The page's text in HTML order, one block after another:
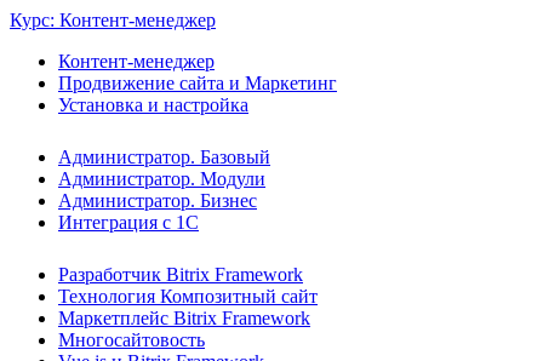
Курс: Контент-менеджер
Контент-менеджер
Продвижение сайта и Маркетинг
Установка и настройка
Администратор. Базовый
Администратор. Модули
Администратор. Бизнес
Интеграция с 1С
Разработчик Bitrix Framework
Технология Композитный сайт
Маркетплейс Bitrix Framework
Многосайтовость